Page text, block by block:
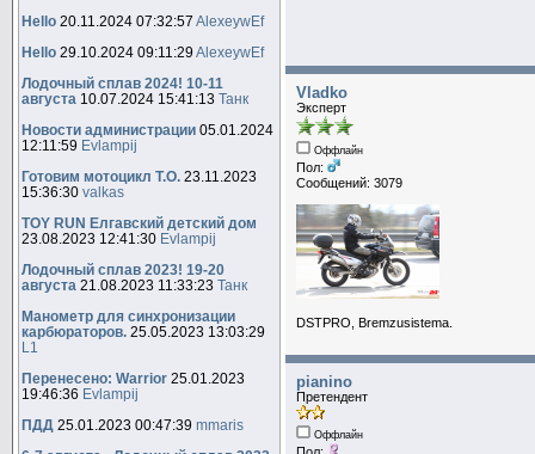
Hello 20.11.2024 07:32:57AlexeywEf
Hello 29.10.2024 09:11:29AlexeywEf
Лодочный сплав 2024! 10-11
августа 10.07.2024 15:41:13Танк
Новости администрации 05.01.2024
12:11:59 Evlampij
Готовим мотоцикл Т.О. 23.11.2023
15:36:30valkas
TOY RUN Елгавский детский дом
23.08.2023 12:41:30 Evlampij
Лодочный сплав 2023! 19-20
августа 21.08.2023 11:33:23Танк
Манометр для синхронизации
карбюраторов. 25.05.2023 13:03:29
L1
Перенесено: Warrior 25.01.2023
19:46:36 Evlampij
ПДД 25.01.2023 00:47:39mmaris
Vladko
Эксперт
Оффлайн
Пол:
Сообщений: 3079
DSTPRO, Bremzusistema.
pianino
Претендент
Оффлайн